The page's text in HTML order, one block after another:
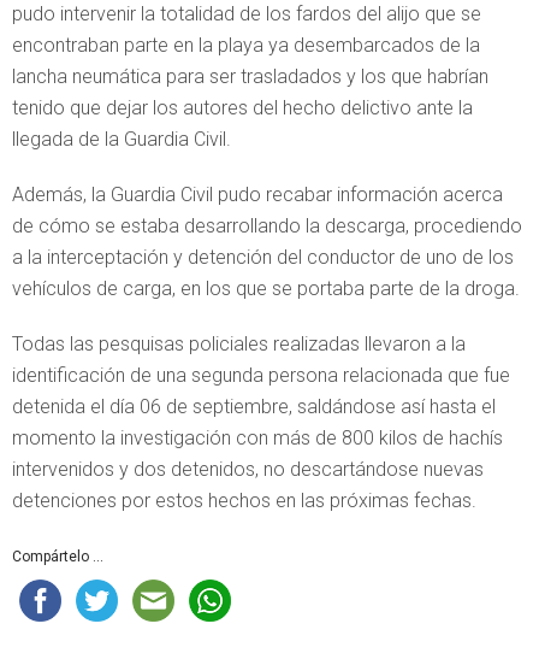
pudo intervenir la totalidad de los fardos del alijo que se
encontraban parte en la playa ya desembarcados de la
lancha neumática para ser trasladados y los que habrían
tenido que dejar los autores del hecho delictivo ante la
llegada de la Guardia Civil.
Además, la Guardia Civil pudo recabar información acerca
de cómo se estaba desarrollando la descarga, procediendo
a la interceptación y detención del conductor de uno de los
vehículos de carga, en los que se portaba parte de la droga.
Todas las pesquisas policiales realizadas llevaron a la
identificación de una segunda persona relacionada que fue
detenida el día 06 de septiembre, saldándose así hasta el
momento la investigación con más de 800 kilos de hachís
intervenidos y dos detenidos, no descartándose nuevas
detenciones por estos hechos en las próximas fechas.
Compártelo ...